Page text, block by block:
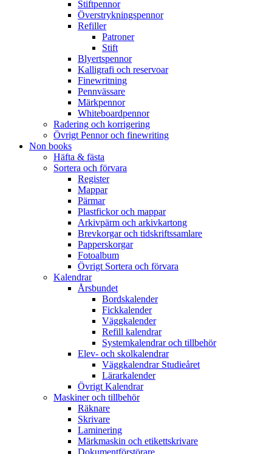
Stiftpennor
Överstrykningspennor
Refiller
Patroner
Stift
Blyertspennor
Kalligrafi och reservoar
Finewritning
Pennvässare
Märkpennor
Whiteboardpennor
Radering och korrigering
Övrigt Pennor och finewriting
Non books
Häfta & fästa
Sortera och förvara
Register
Mappar
Pärmar
Plastfickor och mappar
Arkivpärm och arkivkartong
Brevkorgar och tidskriftssamlare
Papperskorgar
Fotoalbum
Övrigt Sortera och förvara
Kalendrar
Årsbundet
Bordskalender
Fickkalender
Väggkalender
Refill kalendrar
Systemkalendrar och tillbehör
Elev- och skolkalendrar
Väggkalendrar Studieåret
Lärarkalender
Övrigt Kalendrar
Maskiner och tillbehör
Räknare
Skrivare
Laminering
Märkmaskin och etikettskrivare
Dokumentförstörare